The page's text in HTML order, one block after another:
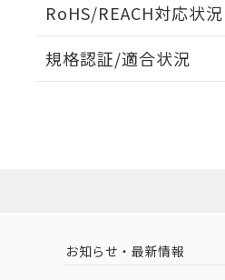
RoHS/REACH対応状況
EU RoHS 注意事項・凡例
中国 RoHS 注意事項・凡例
規格認証/適合状況
お知らせ・最新情報